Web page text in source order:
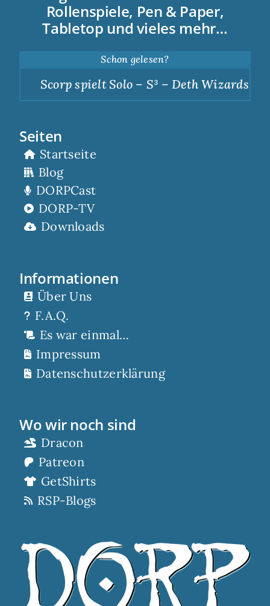
Rollenspiele, Pen & Paper,
Tabletop und vieles mehr…
Schon gelesen?
Scorp spielt Solo – S³ – Deth Wizards –
Seiten
Startseite
Blog
DORPCast
DORP-TV
Downloads
Informationen
Über Uns
F.A.Q.
Es war einmal…
Impressum
Datenschutzerklärung
Wo wir noch sind
Dracon
Patreon
GetShirts
RSP-Blogs